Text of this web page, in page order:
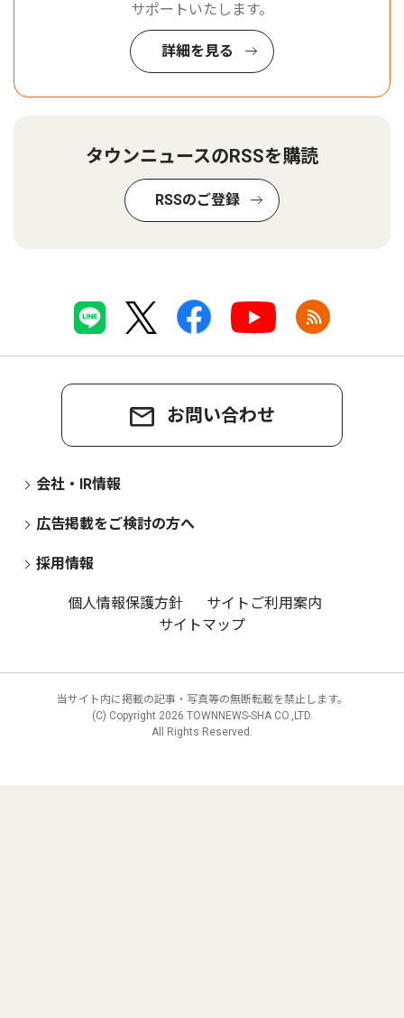
サポートいたします。
詳細を見る
タウンニュースのRSSを購読
RSSのご登録
お問い合わせ
会社・IR情報
広告掲載をご検討の方へ
採用情報
個人情報保護方針
サイトご利用案内
サイトマップ
当サイト内に掲載の記事・写真等の無断転載を禁止します。
(C) Copyright 2026 TOWNNEWS-SHA CO.,LTD.
All Rights Reserved.